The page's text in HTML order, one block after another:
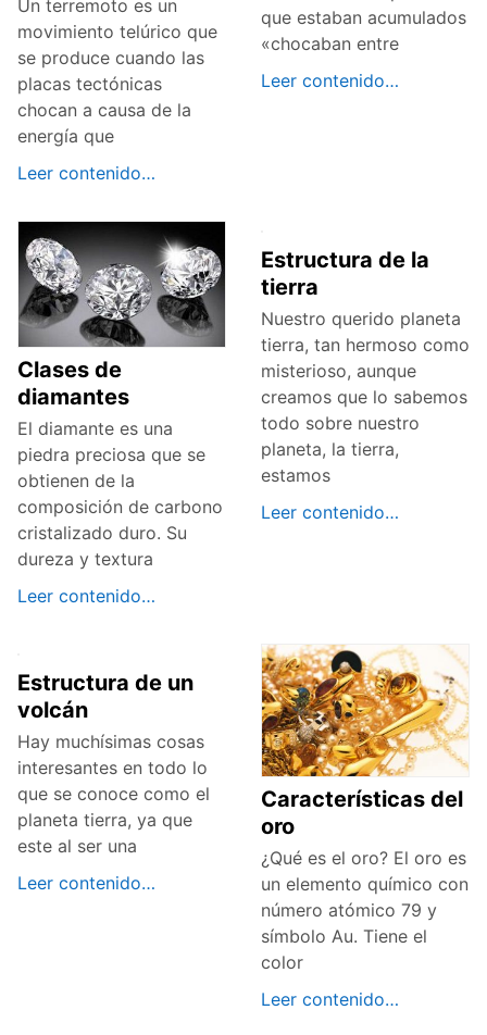
Un terremoto es un
movimiento telúrico que
se produce cuando las
placas tectónicas
chocan a causa de la
energía que
Leer contenido…
que estaban acumulados
«chocaban entre
Leer contenido…
Clases de
diamantes
El diamante es una
piedra preciosa que se
obtienen de la
composición de carbono
cristalizado duro. Su
dureza y textura
Leer contenido…
Estructura de la
tierra
Nuestro querido planeta
tierra, tan hermoso como
misterioso, aunque
creamos que lo sabemos
todo sobre nuestro
planeta, la tierra,
estamos
Leer contenido…
Estructura de un
volcán
Hay muchísimas cosas
interesantes en todo lo
que se conoce como el
planeta tierra, ya que
este al ser una
Leer contenido…
Características del
oro
¿Qué es el oro? El oro es
un elemento químico con
número atómico 79 y
símbolo Au. Tiene el
color
Leer contenido…